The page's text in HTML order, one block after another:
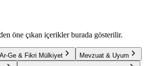
öne çıkan içerikler burada gösterilir.
Ar-Ge & Fikri Mülkiyet
Mevzuat & Uyum